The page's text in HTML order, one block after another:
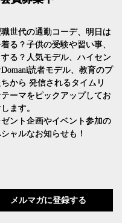
世代の通勤コーデ、明日は
る？子供の受験や習い事、
する？人気モデル、ハイセン
Domani読者モデル、教育のプ
ちから 発信されるタイムリ
テーマをピックアップしてお
ます。
ゼント企画やイベント参加の
シャルなお知らせも！
メルマガに登録する